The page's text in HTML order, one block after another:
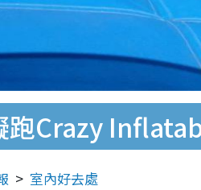
跑Crazy
室內好去處